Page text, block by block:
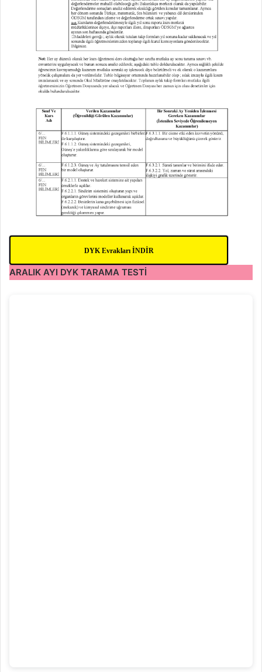
DYK Evrakları İNDİR
ARALIK AYI DYK TARAMA TESTİ